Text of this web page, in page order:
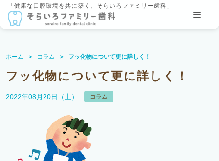
「健康な口腔環境を共に築く、そらいろファミリー歯科」
ホーム コラム フッ化物について更に詳しく！
フッ化物について更に詳しく！
2022年08月20日（土） コラム